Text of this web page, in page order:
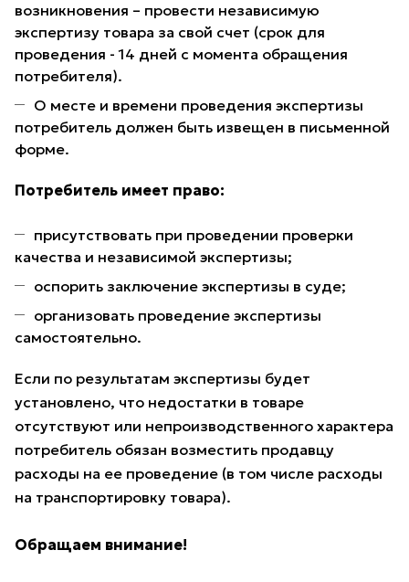
возникновения – провести независимую
экспертизу товара за свой счет (срок для
проведения - 14 дней с момента обращения
потребителя).
О месте и времени проведения экспертизы
потребитель должен быть извещен в письменной
форме.
Потребитель имеет право:
присутствовать при проведении проверки
качества и независимой экспертизы;
оспорить заключение экспертизы в суде;
организовать проведение экспертизы
самостоятельно.
Если по результатам экспертизы будет
установлено, что недостатки в товаре
отсутствуют или непроизводственного характера
потребитель обязан возместить продавцу
расходы на ее проведение (в том числе расходы
на транспортировку товара).
Обращаем внимание!